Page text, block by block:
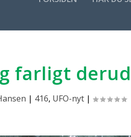
far­ligt
| 416, UFO-nyt|